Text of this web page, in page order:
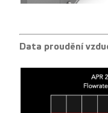
Data proudění